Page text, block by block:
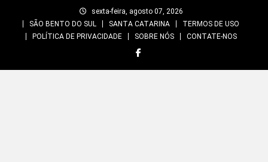
sexta-feira, agosto 07, 2026
SÃO BENTO DO SUL
SANTA CATARINA
TERMOS DE USO
POLÍTICA DE PRIVACIDADE
SOBRE NÓS CONTATE-NOS